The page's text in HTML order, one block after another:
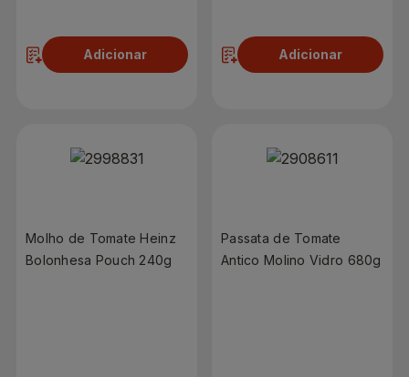
Adicionar Adicionar
Molho de Tomate Heinz
Bolonhesa Pouch 240g
Passata de Tomate
Antico Molino Vidro 680g